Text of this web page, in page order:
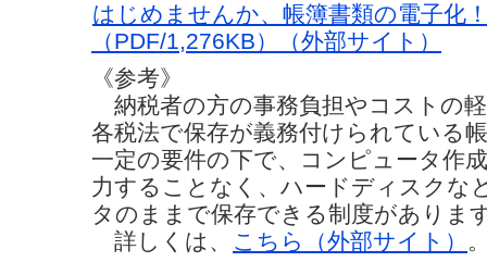
はじめませんか、帳簿書類の電子化
（PDF/1,276KB）（外部サイト）
《参考》
納税者の方の事務負担やコストの
各税法で保存が義務付けられている
一定の要件の下で、コンピュータ作
力することなく、ハードディスクな
タのままで保存できる制度がありま
詳しくは、
こちら（外部サイト）